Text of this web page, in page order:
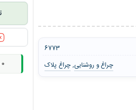
6773
چراغ و روشنایی,چراغ پلاک 0